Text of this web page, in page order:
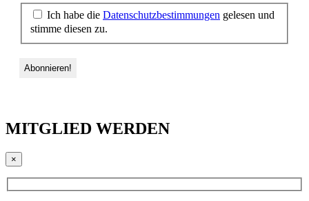
Ich habe die Datenschutzbestimmungen gelesen und
stimme diesen zu.
MITGLIED WERDEN
×